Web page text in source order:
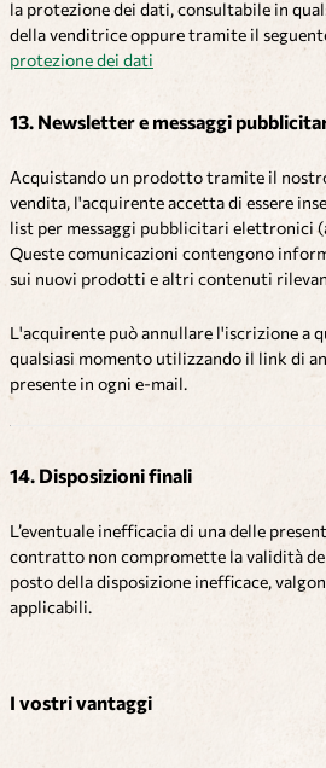
la protezione dei dati, consultabile in
della venditrice oppure tramite il
protezione dei dati
13. Newsletter e messaggi
Acquistando un prodotto tramite il
vendita, l'acquirente accetta di essere
list per messaggi pubblicitari elettronici
Queste comunicazioni contengono
sui nuovi prodotti e altri contenuti
L'acquirente può annullare l'iscrizione a
qualsiasi momento utilizzando il link di
presente in ogni e-mail.
14. Disposizioni finali
L’eventuale inefficacia di una delle
contratto non compromette la validità
posto della disposizione inefficace,
applicabili.
I vostri vantaggi